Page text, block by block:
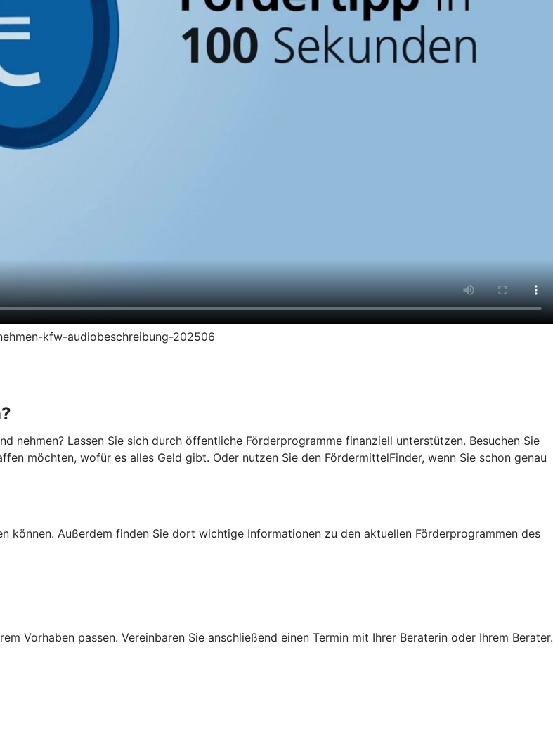
kfw-audiobeschreibung-202506
nehmen? Lassen Sie sich durch öffentliche Förderprogramme finanziell unterstützen. Besuchen Sie
möchten, wofür es alles Geld gibt. Oder nutzen Sie den FördermittelFinder, wenn Sie schon genau
können. Außerdem finden Sie dort wichtige Informationen zu den aktuellen Förderprogrammen des
Vorhaben passen. Vereinbaren Sie anschließend einen Termin mit Ihrer Beraterin oder Ihrem Berater.